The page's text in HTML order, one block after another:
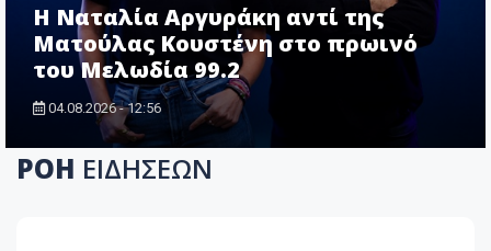
Η Ναταλία Αργυράκη αντί της
Ματούλας Κουστένη στο πρωινό
του Μελωδία 99.2
04.08.2026 - 12:56
ΡΟΗ ΕΙΔΗΣΕΩΝ